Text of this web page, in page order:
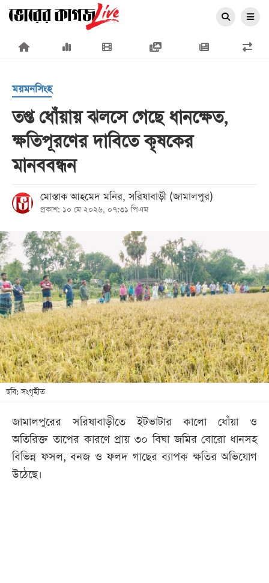
×
প্রচ্ছদ
জাতীয়
রাজনীতি
অর্থনীতি
আন্তর্জাতিক
সারাদেশ
খেলা
বিনোদন
লাইফ
স্টাইল
শিক্ষা
তথ্যপ্রযুক্তি
বিভাগ
ছবি
ময়মনসিংহ
তপ্ত ধোঁয়ায় ঝলসে গেছে ধানক্ষেত,
ক্ষতিপূরণের দাবিতে কৃষকের
মানববন্ধন
মোস্তাক আহমেদ মনির, সরিষাবাড়ী (জামালপুর)
প্রকাশ: ১০ মে ২০২৬, ০৭:৩১ পিএম
ছবি: সংগৃহীত
জামালপুরের সরিষাবাড়ীতে ইটভাটার কালো ধোঁয়া ও
অতিরিক্ত তাপের কারণে প্রায় ৩০ বিঘা জমির বোরো ধানসহ
বিভিন্ন ফসল, বনজ ও ফলদ গাছের ব্যাপক ক্ষতির অভিযোগ
উঠেছে।